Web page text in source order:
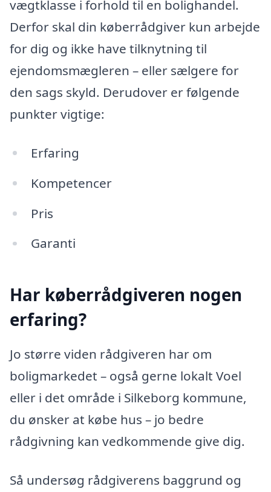
vægtklasse i forhold til en bolighandel.
Derfor skal din køberrådgiver kun arbejde
for dig og ikke have tilknytning til
ejendomsmægleren – eller sælgere for
den sags skyld. Derudover er følgende
punkter vigtige:
Erfaring
Kompetencer
Pris
Garanti
Har køberrådgiveren nogen
erfaring?
Jo større viden rådgiveren har om
boligmarkedet – også gerne lokalt Voel
eller i det område i Silkeborg kommune,
du ønsker at købe hus – jo bedre
rådgivning kan vedkommende give dig.
Så undersøg rådgiverens baggrund og